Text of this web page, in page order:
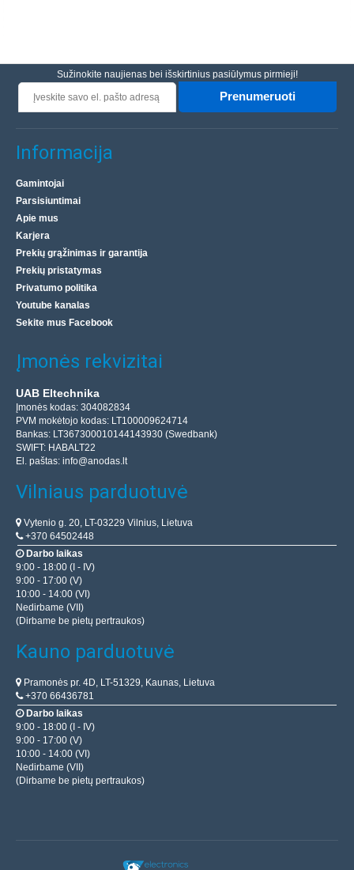
Sužinokite naujienas bei išskirtinius pasiūlymus pirmieji!
Prenumeruoti
Informacija
Gamintojai
Parsisiuntimai
Apie mus
Karjera
Prekių grąžinimas ir garantija
Prekių pristatymas
Privatumo politika
Youtube kanalas
Sekite mus Facebook
Įmonės rekvizitai
UAB Eltechnika
Įmonės kodas: 304082834
PVM mokėtojo kodas: LT100009624714
Bankas: LT367300010144143930 (Swedbank)
SWIFT: HABALT22
El. paštas: info@anodas.lt
Vilniaus parduotuvė
Vytenio g. 20, LT-03229 Vilnius, Lietuva
+370 64502448
Darbo laikas
9:00 - 18:00 (I - IV)
9:00 - 17:00 (V)
10:00 - 14:00 (VI)
Nedirbame (VII)
(Dirbame be pietų pertraukos)
Kauno parduotuvė
Pramonės pr. 4D, LT-51329, Kaunas, Lietuva
+370 66436781
Darbo laikas
9:00 - 18:00 (I - IV)
9:00 - 17:00 (V)
10:00 - 14:00 (VI)
Nedirbame (VII)
(Dirbame be pietų pertraukos)